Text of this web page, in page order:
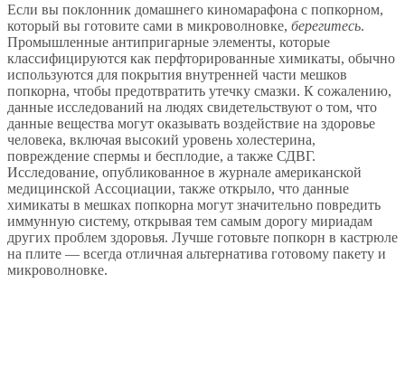
Если вы поклонник домашнего киномарафона с попкорном,
который вы готовите сами в микроволновке, берегитесь.
Промышленные антипригарные элементы, которые
классифицируются как перфторированные химикаты, обычно
используются для покрытия внутренней части мешков
попкорна, чтобы предотвратить утечку смазки. К сожалению,
данные исследований на людях свидетельствуют о том, что
данные вещества могут оказывать воздействие на здоровье
человека, включая высокий уровень холестерина,
повреждение спермы и бесплодие, а также СДВГ.
Исследование, опубликованное в журнале американской
медицинской Ассоциации, также открыло, что данные
химикаты в мешках попкорна могут значительно повредить
иммунную систему, открывая тем самым дорогу мириадам
других проблем здоровья. Лучше готовьте попкорн в кастрюле
на плите — всегда отличная альтернатива готовому пакету и
микроволновке.